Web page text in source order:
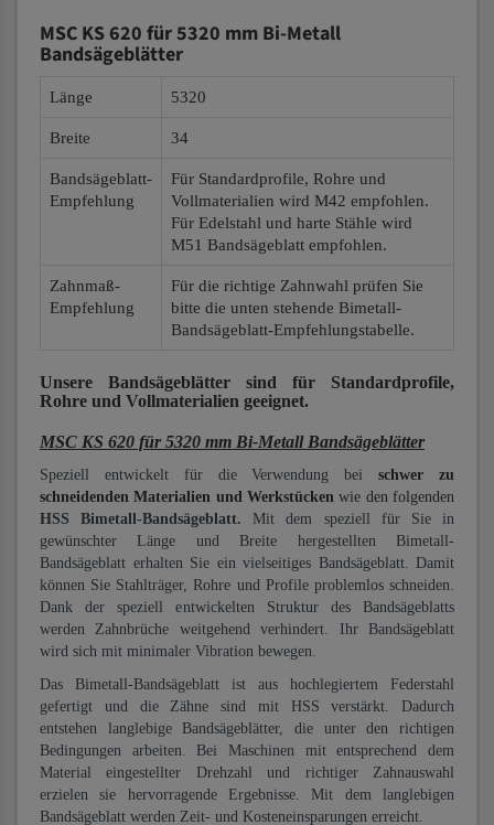
MSC KS 620 für 5320 mm Bi-Metall
Bandsägeblätter
Länge 5320
Breite 34
Bandsägeblatt-
Empfehlung
Für Standardprofile, Rohre und
Vollmaterialien wird M42 empfohlen.
Für Edelstahl und harte Stähle wird
M51 Bandsägeblatt empfohlen.
Zahnmaß-
Empfehlung
Für die richtige Zahnwahl prüfen Sie
bitte die unten stehende Bimetall-
Bandsägeblatt-Empfehlungstabelle.
Unsere Bandsägeblätter sind für Standardprofile,
Rohre und Vollmaterialien geeignet.
MSC KS 620 für 5320 mm Bi-Metall Bandsägeblätter
Speziell entwickelt für die Verwendung beischwer zu
schneidenden Materialien und Werkstücken wie den folgenden
HSS Bimetall-Bandsägeblatt. Mit dem speziell für Sie in
gewünschter Länge und Breite hergestellten Bimetall-
Bandsägeblatt erhalten Sie ein vielseitiges Bandsägeblatt. Damit
können Sie Stahlträger, Rohre und Profile problemlos schneiden.
Dank der speziell entwickelten Struktur des Bandsägeblatts
werden Zahnbrüche weitgehend verhindert. Ihr Bandsägeblatt
wird sich mit minimaler Vibration bewegen.
Das Bimetall-Bandsägeblatt ist aus hochlegiertem Federstahl
gefertigt und die Zähne sind mit HSS verstärkt. Dadurch
entstehen langlebige Bandsägeblätter, die unter den richtigen
Bedingungen arbeiten. Bei Maschinen mit entsprechend dem
Material eingestellter Drehzahl und richtiger Zahnauswahl
erzielen sie hervorragende Ergebnisse. Mit dem langlebigen
Bandsägeblatt werden Zeit- und Kosteneinsparungen erreicht.